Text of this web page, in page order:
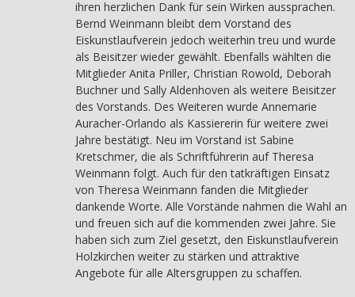
ihren herzlichen Dank für sein Wirken aussprachen.
Bernd Weinmann bleibt dem Vorstand des
Eiskunstlaufverein jedoch weiterhin treu und wurde
als Beisitzer wieder gewählt. Ebenfalls wählten die
Mitglieder Anita Priller, Christian Rowold, Deborah
Buchner und Sally Aldenhoven als weitere Beisitzer
des Vorstands. Des Weiteren wurde Annemarie
Auracher-Orlando als Kassiererin für weitere zwei
Jahre bestätigt. Neu im Vorstand ist Sabine
Kretschmer, die als Schriftführerin auf Theresa
Weinmann folgt. Auch für den tatkräftigen Einsatz
von Theresa Weinmann fanden die Mitglieder
dankende Worte. Alle Vorstände nahmen die Wahl an
und freuen sich auf die kommenden zwei Jahre. Sie
haben sich zum Ziel gesetzt, den Eiskunstlaufverein
Holzkirchen weiter zu stärken und attraktive
Angebote für alle Altersgruppen zu schaffen.